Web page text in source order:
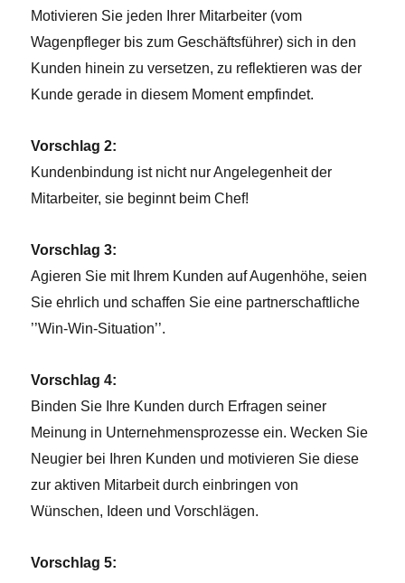
Motivieren Sie jeden Ihrer Mitarbeiter (vom
Wagenpfleger bis zum Geschäftsführer) sich in den
Kunden hinein zu versetzen, zu reflektieren was der
Kunde gerade in diesem Moment empfindet.
Vorschlag 2:
Kundenbindung ist nicht nur Angelegenheit der
Mitarbeiter, sie beginnt beim Chef!
Vorschlag 3:
Agieren Sie mit Ihrem Kunden auf Augenhöhe, seien
Sie ehrlich und schaffen Sie eine partnerschaftliche
’’Win-Win-Situation’’.
Vorschlag 4:
Binden Sie Ihre Kunden durch Erfragen seiner
Meinung in Unternehmensprozesse ein. Wecken Sie
Neugier bei Ihren Kunden und motivieren Sie diese
zur aktiven Mitarbeit durch einbringen von
Wünschen, Ideen und Vorschlägen.
Vorschlag 5: